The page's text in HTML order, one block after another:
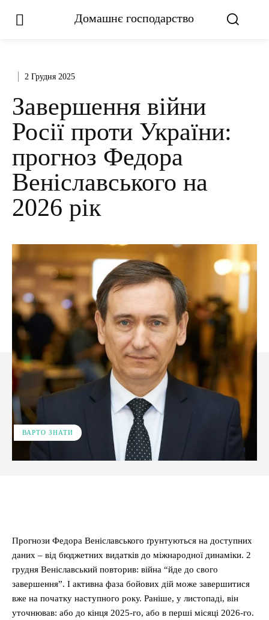
Домашнє господарство
2 Грудня 2025
Завершення війни
Росії проти України:
прогноз Федора
Веніславського на
2026 рік
ВАРТО ЗНАТИ
Прогнози Федора Веніславського ґрунтуються на доступних
даних – від бюджетних видатків до міжнародної динаміки. 2
грудня Веніславський повторив: війна “йде до свого
завершення”. І активна фаза бойових дій може завершитися
вже на початку наступного року. Раніше, у листопаді, він
уточнював: або до кінця 2025-го, або в перші місяці 2026-го.